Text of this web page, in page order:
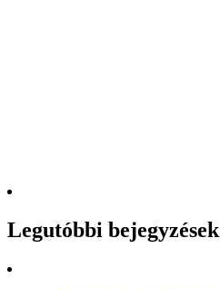
Legutóbbi bejegyzések